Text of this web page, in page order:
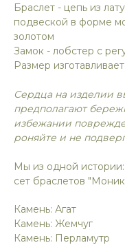
Браслет - цепь из
подвеской в форме
золотом
Замок - лобстер с
Размер
Сердца на изделии
предполагают
избежании
роняйте и не
Мы из одной истории:
сет браслетов
Камень: Агат
Камень: Жемчуг
Камень: Перламутр